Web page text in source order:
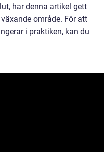
har denna artikel gett
område. För att
i praktiken, kan du